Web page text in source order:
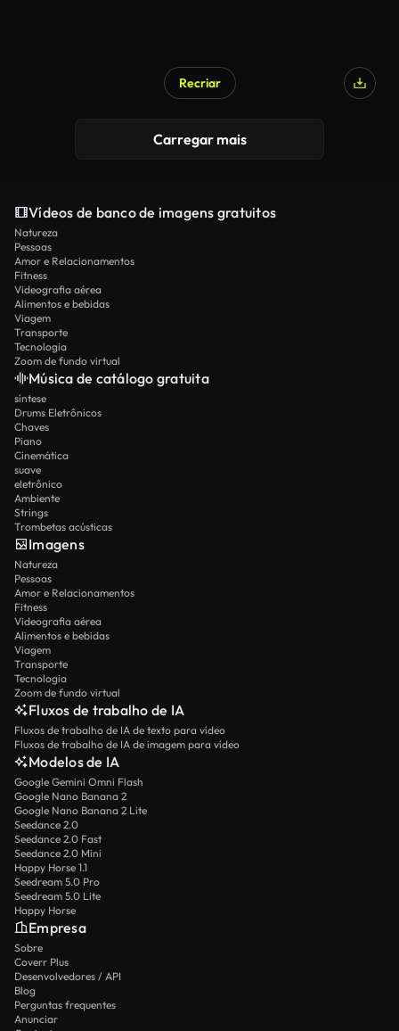
Recriar
Carregar mais
Vídeos de banco de imagens gratuitos
Natureza
Pessoas
Amor e Relacionamentos
Fitness
Videografia aérea
Alimentos e bebidas
Viagem
Transporte
Tecnologia
Zoom de fundo virtual
Música de catálogo gratuita
síntese
Drums Eletrônicos
Chaves
Piano
Cinemática
suave
eletrônico
Ambiente
Strings
Trombetas acústicas
Imagens
Natureza
Pessoas
Amor e Relacionamentos
Fitness
Videografia aérea
Alimentos e bebidas
Viagem
Transporte
Tecnologia
Zoom de fundo virtual
Fluxos de trabalho de IA
Fluxos de trabalho de IA de texto para vídeo
Fluxos de trabalho de IA de imagem para vídeo
Modelos de IA
Google Gemini Omni Flash
Google Nano Banana 2
Google Nano Banana 2 Lite
Seedance 2.0
Seedance 2.0 Fast
Seedance 2.0 Mini
Happy Horse 1.1
Seedream 5.0 Pro
Seedream 5.0 Lite
Happy Horse
Empresa
Sobre
Coverr Plus
Desenvolvedores / API
Blog
Perguntas frequentes
Anunciar